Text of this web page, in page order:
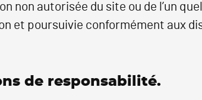
non autorisée du site ou de l’un
et poursuivie conformément aux
de responsabilité.